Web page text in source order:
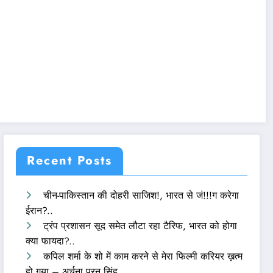
Recent Posts
चीन-पाकिस्तान की दोहरी साजिश!, भारत से जं!!!ग करेगा
ईरान?..
ट्रंप प्रशासन सूद समेत लौटा रहा टैरिफ, भारत को होगा
क्या फायदा?..
कपिल शर्मा के शो में काम करने से मेरा फिल्मी करियर ख़त्म